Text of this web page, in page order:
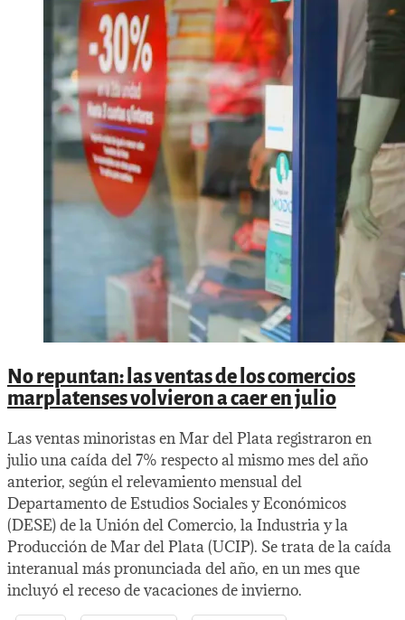
No repuntan: las ventas de los comercios
marplatenses volvieron a caer en julio
Las ventas minoristas en Mar del Plata registraron en
julio una caída del 7% respecto al mismo mes del año
anterior, según el relevamiento mensual del
Departamento de Estudios Sociales y Económicos
(DESE) de la Unión del Comercio, la Industria y la
Producción de Mar del Plata (UCIP). Se trata de la caída
interanual más pronunciada del año, en un mes que
incluyó el receso de vacaciones de invierno.